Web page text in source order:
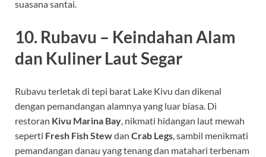
suasana santai.
10. Rubavu – Keindahan Alam
dan Kuliner Laut Segar
Rubavu terletak di tepi barat Lake Kivu dan dikenal
dengan pemandangan alamnya yang luar biasa. Di
restoran Kivu Marina Bay, nikmati hidangan laut mewah
seperti Fresh Fish Stewdan Crab Legs, sambil menikmati
pemandangan danau yang tenang dan matahari terbenam